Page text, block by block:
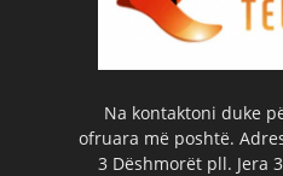
Na kontaktoni duke
ofruara më poshtë.
3 Dëshmorët pll. Jera